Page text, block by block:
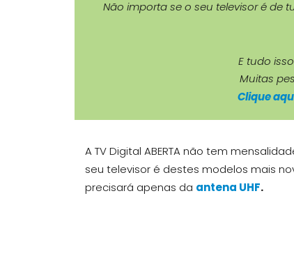
Não importa se o seu televisor é de
E tudo
Muitas
Clique
A TV Digital ABERTA não tem
seu televisor é destes modelos mais
precisará apenas da antena UHF.